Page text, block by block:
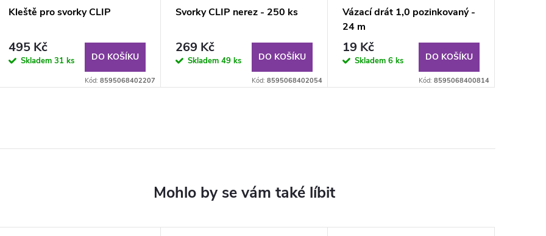
Kleště pro svorky CLIP
495 Kč
Skladem 31 ks DO KOŠÍKU
Kód: 8595068402207
Svorky CLIP nerez - 250 ks
269 Kč
Skladem 49 ks DO KOŠÍKU
Kód: 8595068402054
Vázací drát 1,0 pozinkovaný -
24 m
19 Kč
Skladem 6 ks DO KOŠÍKU
Kód: 8595068400814